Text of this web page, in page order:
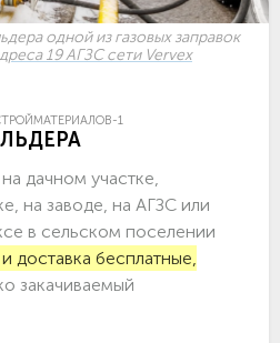
одной из газовых заправок
19 АГЗС сети Vervex
1
дачном участке,
на заводе, на АГЗС или
в сельском поселении
доставка бесплатные,
закачиваемый